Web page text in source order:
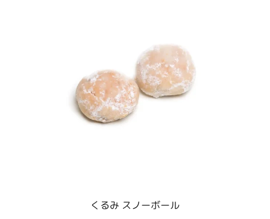
くるみ スノーボール